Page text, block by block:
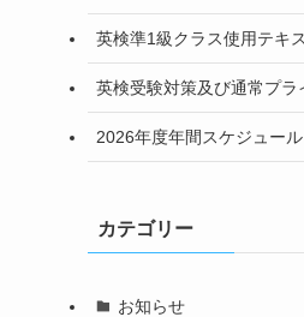
英検準1級クラス使用テキ
英検受験対策及び通常プラ
2026年度年間スケジュール
カテゴリー
お知らせ